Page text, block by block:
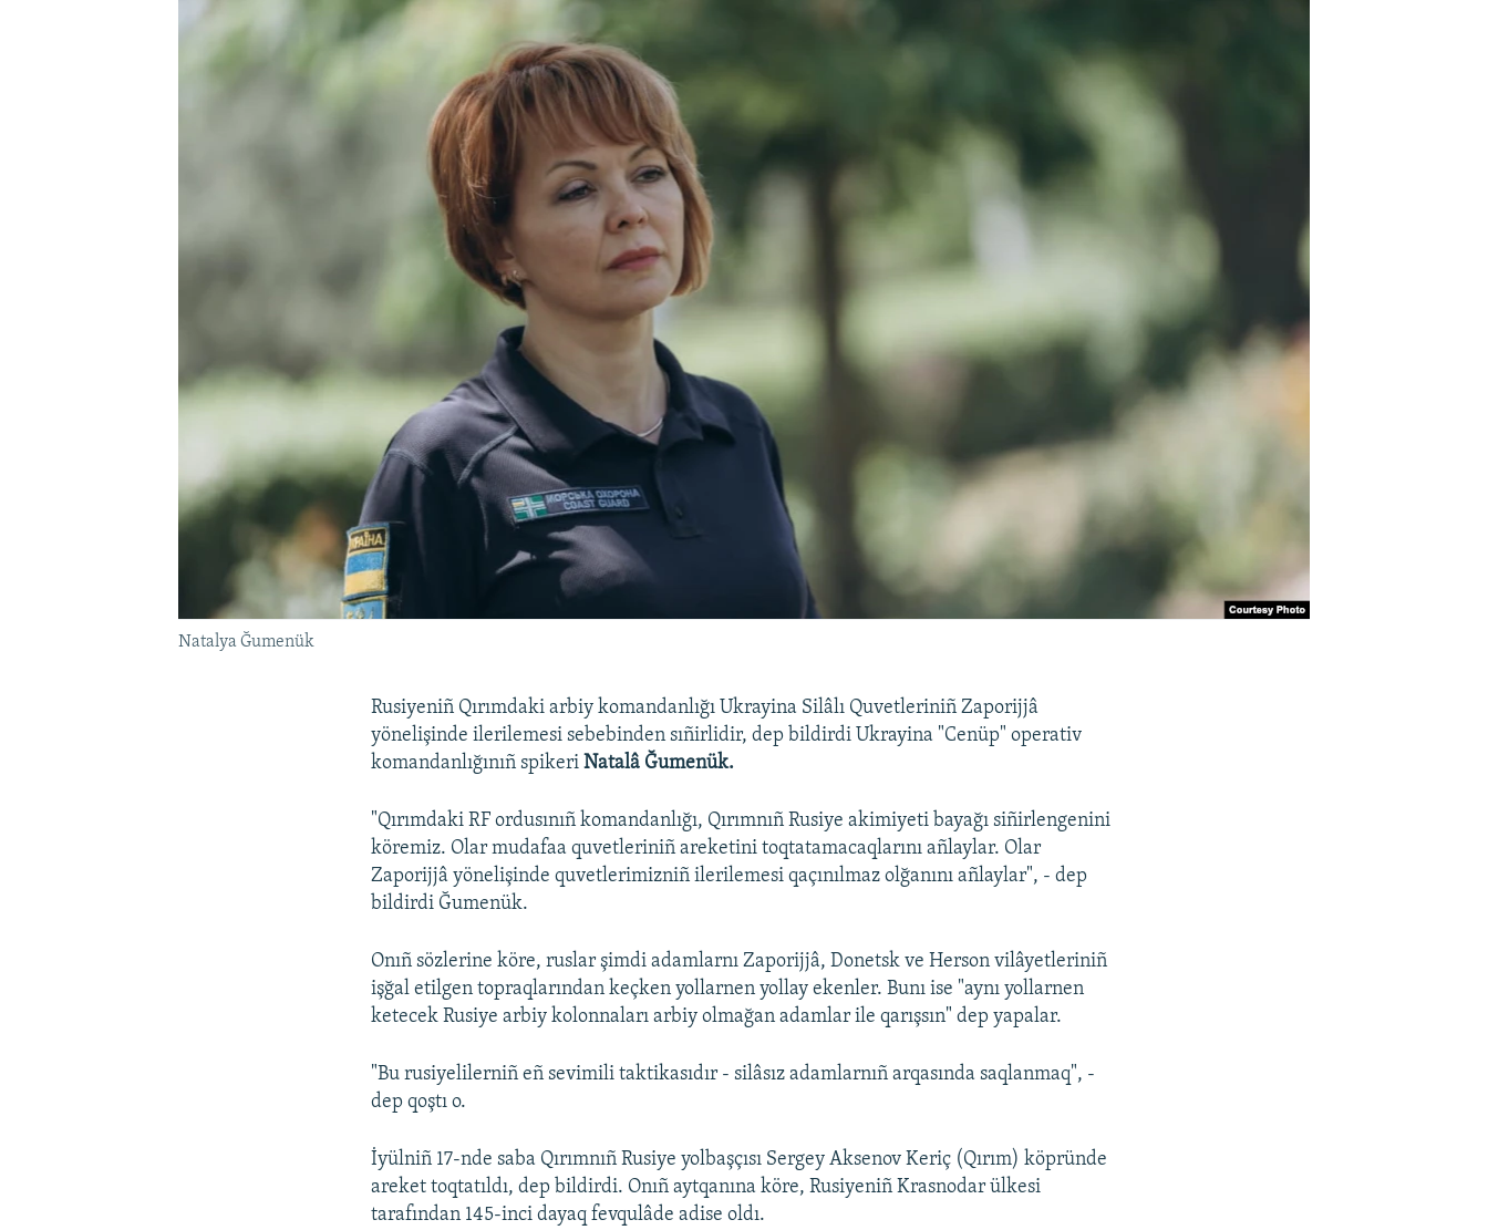
Natalya Ğumenük
Rusiyeniñ Qırımdaki arbiy komandanlığı Ukrayina Silâlı Quvetleriniñ Zaporijjâ
yönelişinde ilerilemesi sebebinden sıñirlidir, dep bildirdi Ukrayina "Cenüp" operativ
komandanlığınıñ spikeriNatalâ Ğumenük.
"Qırımdaki RF ordusınıñ komandanlığı, Qırımnıñ Rusiye akimiyeti bayağı siñirlengenini
köremiz. Olar mudafaa quvetleriniñ areketini toqtatamacaqlarını añlaylar. Olar
Zaporijjâ yönelişinde quvetlerimizniñ ilerilemesi qaçınılmaz olğanını añlaylar", - dep
bildirdi Ğumenük.
Onıñ sözlerine köre, ruslar şimdi adamlarnı Zaporijjâ, Donetsk ve Herson vilâyetleriniñ
işğal etilgen topraqlarından keçken yollarnen yollay ekenler. Bunı ise "aynı yollarnen
ketecek Rusiye arbiy kolonnaları arbiy olmağan adamlar ile qarışsın" dep yapalar.
"Bu rusiyelilerniñ eñ sevimili taktikasıdır - silâsız adamlarnıñ arqasında saqlanmaq", -
dep qoştı o.
İyülniñ 17-nde saba Qırımnıñ Rusiye yolbaşçısı Sergey Aksenov Keriç (Qırım) köpründe
areket toqtatıldı, dep bildirdi. Onıñ aytqanına köre, Rusiyeniñ Krasnodar ülkesi
tarafından 145-inci dayaq fevqulâde adise oldı.